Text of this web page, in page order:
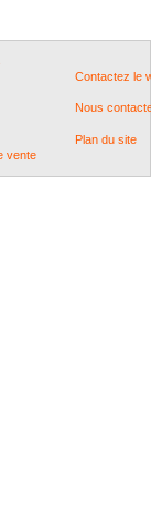
vente
Contactez le
Nous
Plan du site